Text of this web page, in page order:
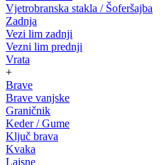
Vjetrobranska stakla / Šoferšajba
Zadnja
Vezi lim zadnji
Vezni lim prednji
Vrata
+
Brave
Brave vanjske
Graničnik
Keder / Gume
Ključ brava
Kvaka
Lajsne